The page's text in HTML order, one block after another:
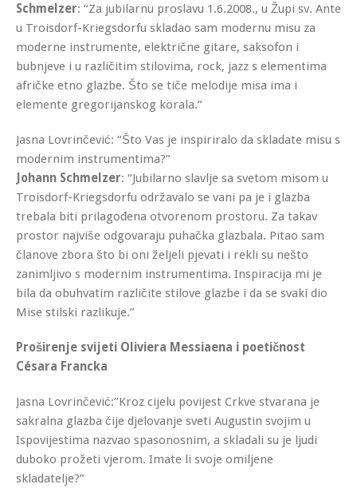
Schmelzer: “Za jubilarnu proslavu 1.6.2008., u Župi sv. Ante
u Troisdorf-Kriegsdorfu skladao sam modernu misu za
moderne instrumente, električne gitare, saksofon i
bubnjeve i u različitim stilovima, rock, jazz s elementima
afričke etno glazbe. Što se tiče melodije misa ima i
elemente gregorijanskog korala.”
Jasna Lovrinčević: “Što Vas je inspiriralo da skladate misu s
modernim instrumentima?”
Johann Schmelzer: “Jubilarno slavlje sa svetom misom u
Troisdorf-Kriegsdorfu održavalo se vani pa je i glazba
trebala biti prilagođena otvorenom prostoru. Za takav
prostor najviše odgovaraju puhačka glazbala. Pitao sam
članove zbora što bi oni željeli pjevati i rekli su nešto
zanimljivo s modernim instrumentima. Inspiracija mi je
bila da obuhvatim različite stilove glazbe i da se svaki dio
Mise stilski razlikuje.”
Proširenje svijeti Oliviera Messiaena i poetičnost
Césara Francka
Jasna Lovrinčević:”Kroz cijelu povijest Crkve stvarana je
sakralna glazba čije djelovanje sveti Augustin svojim u
Ispovijestima nazvao spasonosnim, a skladali su je ljudi
duboko prožeti vjerom. Imate li svoje omiljene
skladatelje?”